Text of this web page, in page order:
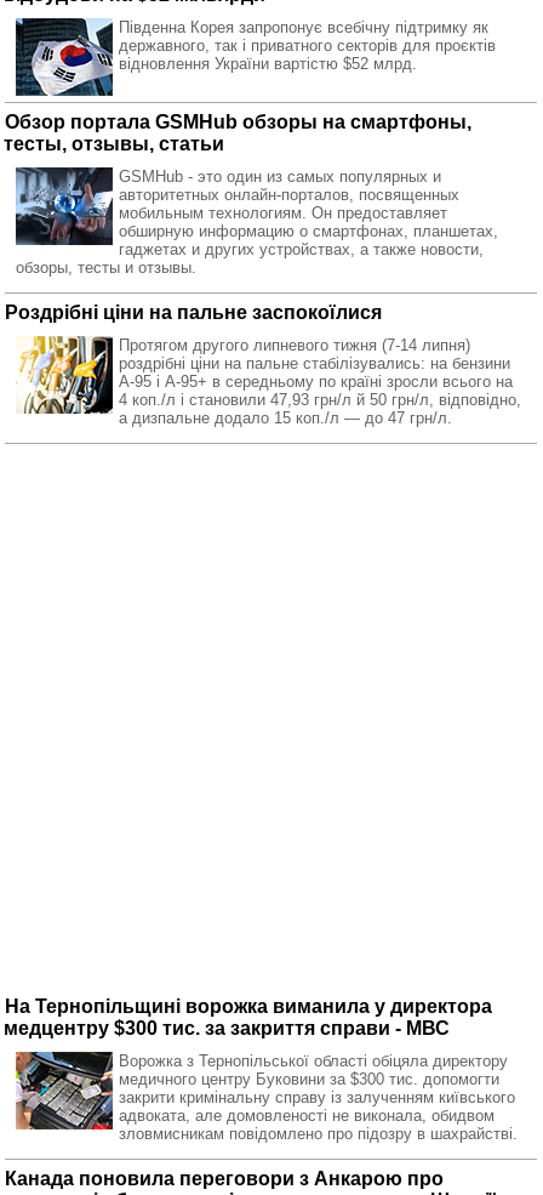
Південна Корея запропонує всебічну підтримку як
державного, так і приватного секторів для проєктів
відновлення України вартістю $52 млрд.
Обзор портала GSMHub обзоры на смартфоны,
тесты, отзывы, статьи
GSMHub - это один из самых популярных и
авторитетных онлайн-порталов, посвященных
мобильным технологиям. Он предоставляет
обширную информацию о смартфонах, планшетах,
гаджетах и других устройствах, а также новости,
обзоры, тесты и отзывы.
Роздрібні ціни на пальне заспокоїлися
Протягом другого липневого тижня (7-14 липня)
роздрібні ціни на пальне стабілізувались: на бензини
А-95 і А-95+ в середньому по країні зросли всього на
4 коп./л і становили 47,93 грн/л й 50 грн/л, відповідно,
а дизпальне додало 15 коп./л — до 47 грн/л.
На Тернопільщині ворожка виманила у директора
медцентру $300 тис. за закриття справи - МВС
Ворожка з Тернопільської області обіцяла директору
медичного центру Буковини за $300 тис. допомогти
закрити кримінальну справу із залученням київського
адвоката, але домовленості не виконала, обидвом
зловмисникам повідомлено про підозру в шахрайстві.
Канада поновила переговори з Анкарою про